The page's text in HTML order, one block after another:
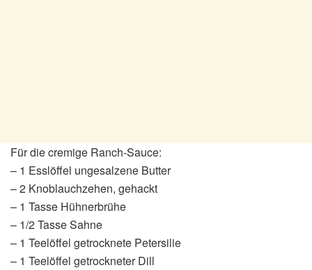
Für die cremige Ranch-Sauce:
– 1 Esslöffel ungesalzene Butter
– 2 Knoblauchzehen, gehackt
– 1 Tasse Hühnerbrühe
– 1/2 Tasse Sahne
– 1 Teelöffel getrocknete Petersilie
– 1 Teelöffel getrockneter Dill